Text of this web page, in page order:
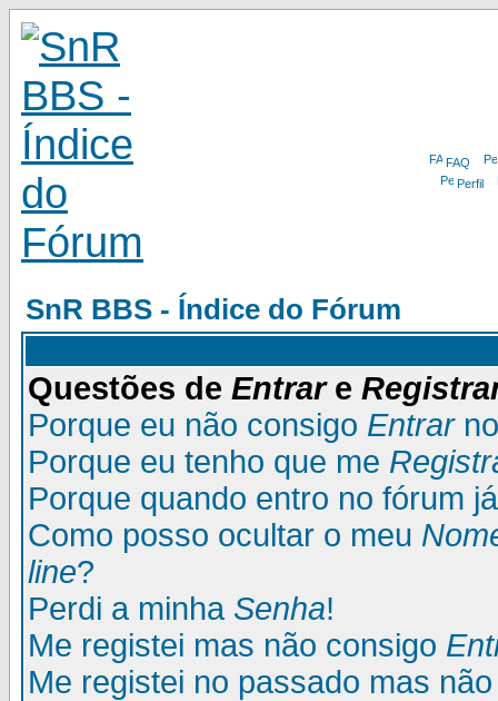
FAQ
Perfil
SnR BBS - Índice do Fórum
Questões de Entrare
Porque eu não consigo Entrar
Porque eu tenho que me
Porque quando entro no fórum
Como posso ocultar o meu
line?
Perdi a minha Senha!
Me registei mas não consigo
Me registei no passado mas